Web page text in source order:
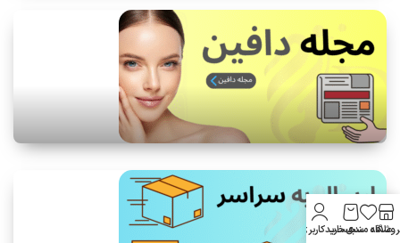
تیر
اهمیت استفاده از نرم‌کننده‌ها در روتین مراقبت مو
علاقه مندیسبد خرید
حساب کاربری من